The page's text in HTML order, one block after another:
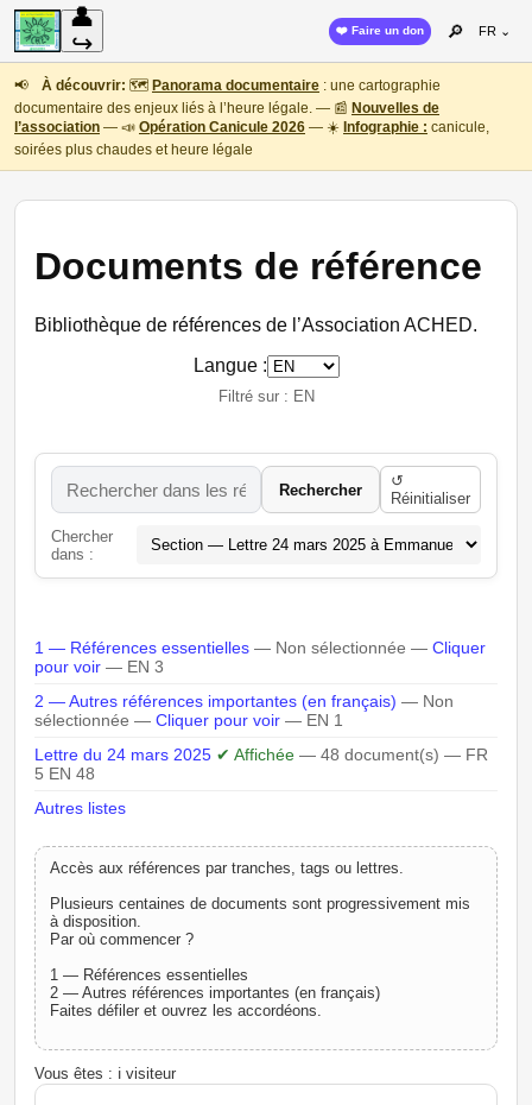
👤
↪
❤️ Faire un don 🔎 FR ⌄
📢 À découvrir: 🗺️ Panorama documentaire : une cartographie
documentaire des enjeux liés à l’heure légale. — 📰 Nouvelles de
l’association — 📣 Opération Canicule 2026 — ☀️ Infographie : canicule,
soirées plus chaudes et heure légale
Documents de référence
Bibliothèque de références de l’Association ACHED.
Langue :
Filtré sur : EN
Rechercher
↺
Réinitialiser
Chercher
dans :
1 — Références essentielles — Non sélectionnée — Cliquer
pour voir — EN 3
2 — Autres références importantes (en français) — Non
sélectionnée — Cliquer pour voir — EN 1
Lettre du 24 mars 2025 ✔ Affichée — 48 document(s) — FR
5 EN 48
Autres listes
Accès aux références par tranches, tags ou lettres.
Plusieurs centaines de documents sont progressivement mis
à disposition.
Par où commencer ?
1 — Références essentielles
2 — Autres références importantes (en français)
Faites défiler et ouvrez les accordéons.
Vous êtes : ℹ️ visiteur